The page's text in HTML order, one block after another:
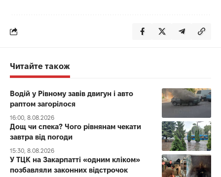
Читайте також
Водій у Рівному завів двигун і авто
раптом загорілося
16:00, 8.08.2026
Дощ чи спека? Чого рівнянам чекати
завтра від погоди
15:30, 8.08.2026
У ТЦК на Закарпатті «одним кліком»
позбавляли законних відстрочок